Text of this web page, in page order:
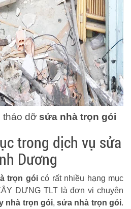
tháo dỡ sửa nhà trọn gói
trong dịch vụ sửa
Dương
trọn góicó rất nhiều hạng mục
DỰNG TLT là đơn vị chuyên
nhà trọn gói,sửa nhà trọn gói.